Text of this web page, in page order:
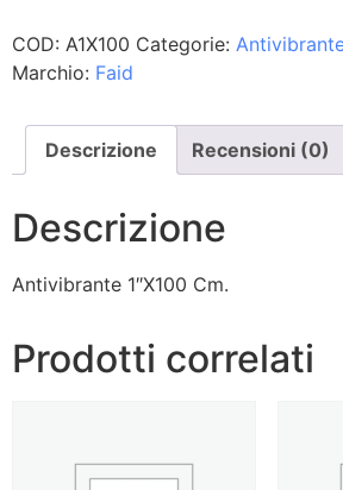
COD: A1X100 Categorie:
Marchio: Faid
Descrizione Recensioni (0)
Descrizione
Antivibrante 1″X100 Cm.
Prodotti correlati